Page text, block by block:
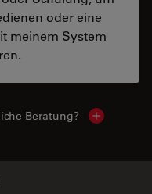
oder eine
meinem System
Beratung? Show